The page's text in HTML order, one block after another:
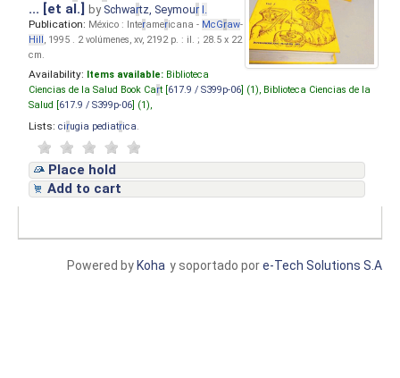
... [et al.]by Schwartz, Seymour I.
Publication: México : Interamericana - McGraw-
Hill, 1995 . 2 volúmenes, xv, 2192 p. : il. ; 28.5 x 22
cm.
Availability: Items available: Biblioteca
Ciencias de la Salud Book Cart [ 617.9 / S399p-06 ] (1), Biblioteca Ciencias de la
Salud [ 617.9 / S399p-06 ] (1),
Lists: cirugia pediatrica
Place hold
Add to cart
y soportado pore-Tech Solutions S.A
Powered by Koha